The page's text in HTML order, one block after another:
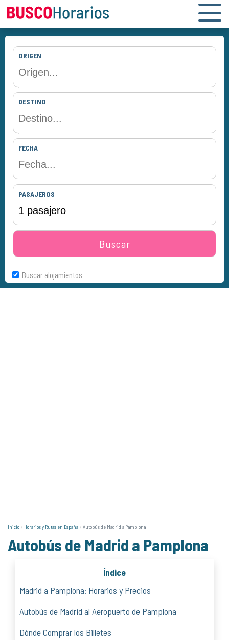
ORIGEN
DESTINO
FECHA
PASAJEROS
Buscar
Buscar alojamientos
Inicio Horarios y Rutas en España Autobús de Madrid a Pamplona
Autobús de Madrid a Pamplona
Índice
Madrid a Pamplona: Horarios y Precios
Autobús de Madrid al Aeropuerto de Pamplona
Dónde Comprar los Billetes